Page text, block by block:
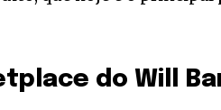
do Will